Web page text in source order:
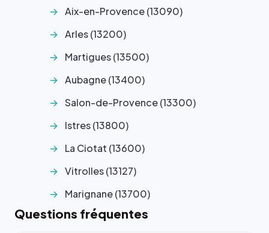
Aix-en-Provence (13090)
Arles (13200)
Martigues (13500)
Aubagne (13400)
Salon-de-Provence (13300)
Istres (13800)
La Ciotat (13600)
Vitrolles (13127)
Marignane (13700)
Questions fréquentes